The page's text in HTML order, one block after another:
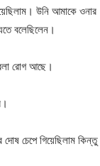
উনি আমাকে ওনার
বলেছিলেন।
রোগ আছে।
চেপে গিয়েছিলাম কিন্তু